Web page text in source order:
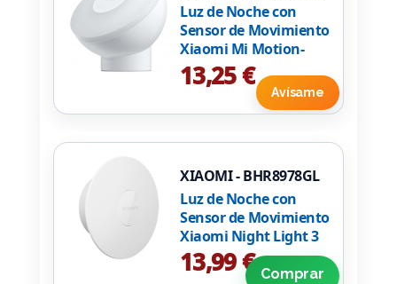
Luz de Noche con
Sensor de Movimiento
Xiaomi Mi Motion-
Activated Night Light
2 (Bluetooth)
BHR5278GL/ 2800ºK/
120º
13,25 €
Avísame
XIAOMI - BHR8978GL
Luz de Noche con
Sensor de Movimiento
Xiaomi Night Light 3
BHR8978GL/ 2700ºK/
Ángulo de apertura
13,99 € Comprar